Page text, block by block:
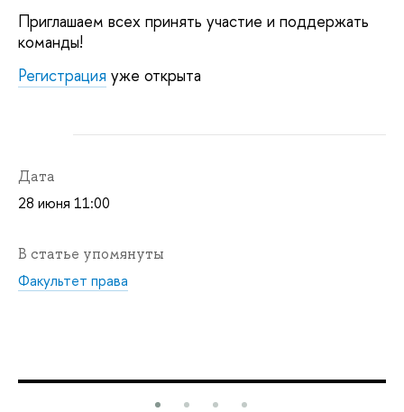
Приглашаем всех принять участие и поддержать
команды!
Регистрация уже открыта
Дата
28 июня 11:00
В статье упомянуты
Факультет права